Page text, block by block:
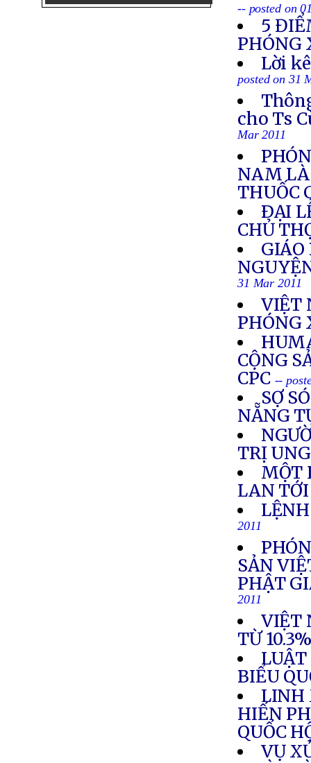
-- posted on
5
PHÓNG
Lời
posted on 31
cho Ts
Mar 2011
NAM LÀ
THUỐC
ÐẠI
CHỦ
GIÁO
31 Mar 2011
VIỆT
PHÓNG
CỘNG
CPC --
SỢ
NẴNG
TRỊ
MỘT
LAN
2011
SẢN
PHẬT
2011
VIỆT
TỪ
LUẬT
BIỂU
LINH
HIẾN
QUỐC
VỤ